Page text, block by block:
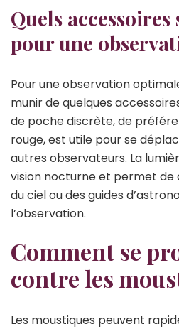
Quels
pour une
Pour une observation
munir de quelques
de poche discrète, de
rouge, est utile pour se
autres observateurs. La
vision nocturne et permet de
du ciel ou des guides
l’observation.
Comment se
contre les
Les moustiques peuvent